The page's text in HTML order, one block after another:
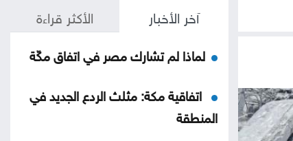
آخر الأخبار الأكثر قراءة
لماذا لم تشارك مصر في اتفاق مكّة
اتفاقية مكة: مثلث الردع الجديد في
المنطقة